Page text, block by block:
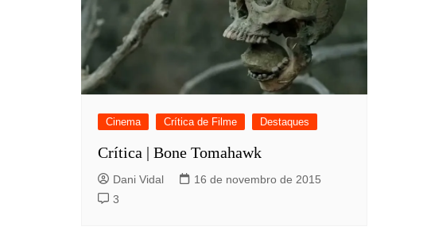
Cinema Crítica de Filme Destaques
Crítica | Bone Tomahawk
Dani Vidal
16 de novembro de 2015
3